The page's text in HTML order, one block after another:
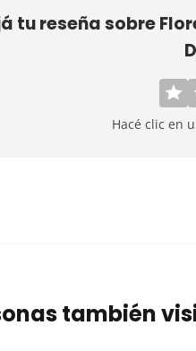
tu reseña sobre
Hacé clic en
también